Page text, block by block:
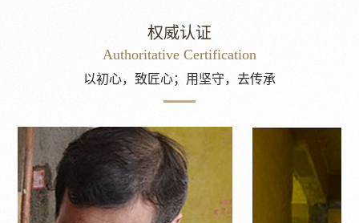
权威认证
Authoritative Certification
以初心，致匠心；用坚守，去传承